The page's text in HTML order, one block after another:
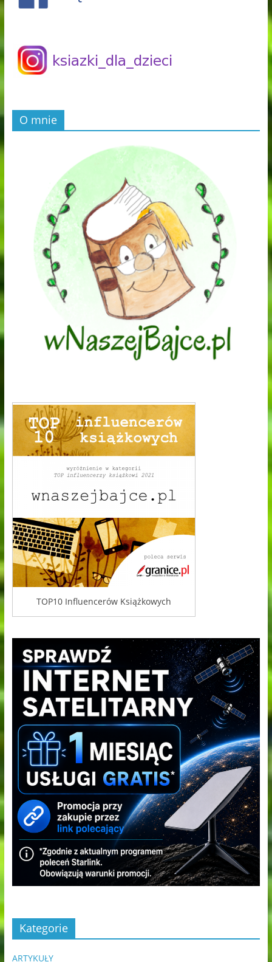
O mnie
TOP10 Influencerów Książkowych
Kategorie
ARTYKUŁY